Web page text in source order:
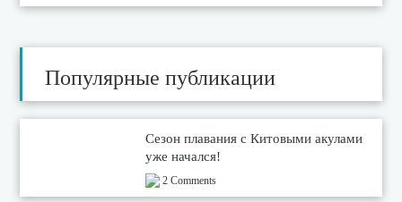
Популярные публикации
Сезон плавания с Китовыми акулами
уже начался!
2 Comments